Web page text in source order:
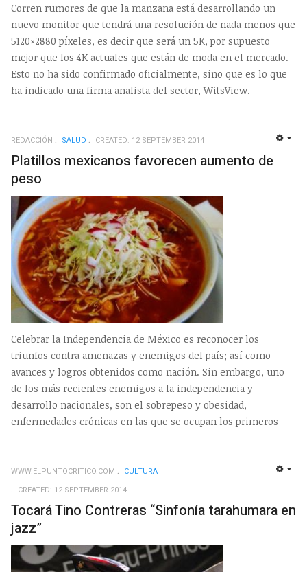
Corren rumores de que la manzana está desarrollando un
nuevo monitor que tendrá una resolución de nada menos que
5120×2880 píxeles, es decir que será un 5K, por supuesto
mejor que los 4K actuales que están de moda en el mercado.
Esto no ha sido confirmado oficialmente, sino que es lo que
ha indicado una firma analista del sector, WitsView.
REDACCIÓN SALUD CREATED: 12 SEPTEMBER 2014
Platillos mexicanos favorecen aumento de
peso
Celebrar la Independencia de México es reconocer los
triunfos contra amenazas y enemigos del país; así como
avances y logros obtenidos como nación. Sin embargo, uno
de los más recientes enemigos a la independencia y
desarrollo nacionales, son el sobrepeso y obesidad,
enfermedades crónicas en las que se ocupan los primeros
WWW.ELPUNTOCRITICO.COM
CULTURA
CREATED: 12 SEPTEMBER 2014
Tocará Tino Contreras “Sinfonía tarahumara en
jazz”